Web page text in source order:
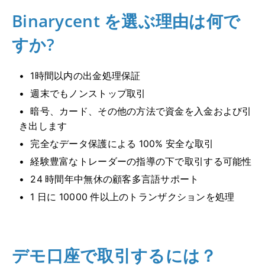
Binarycent を選ぶ理由は何で
すか?
1時間以内の出金処理保証
週末でもノンストップ取引
暗号、カード、その他の方法で資金を入金および引
き出します
完全なデータ保護による 100% 安全な取引
経験豊富なトレーダーの指導の下で取引する可能性
24 時間年中無休の顧客多言語サポート
1 日に 10000 件以上のトランザクションを処理
デモ口座で取引するには？